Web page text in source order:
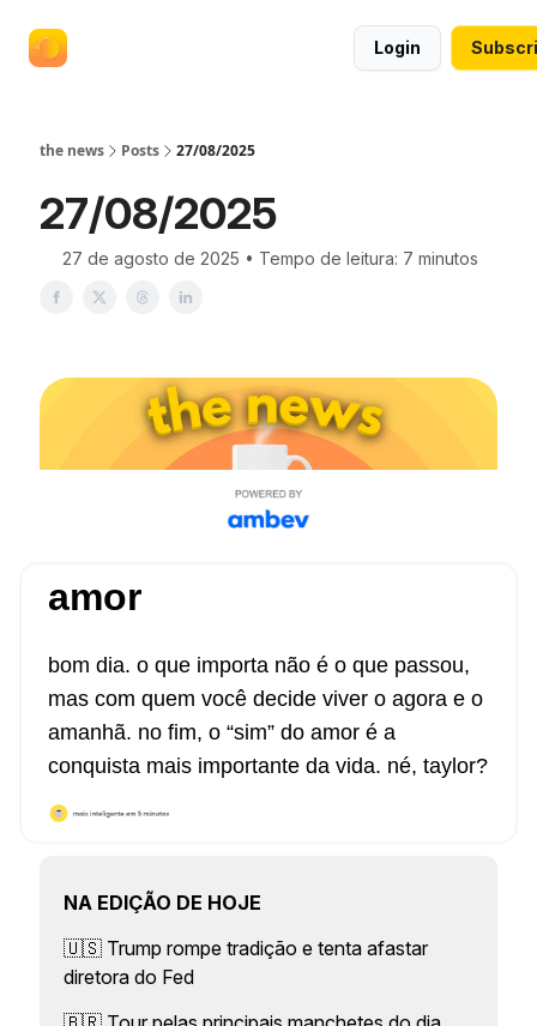
Login
the news Posts 27/08/2025
27/08/2025
27 de agosto de 2025 • Tempo de leitura: 7 minutos
amor
bom dia. o que importa não é o que passou,
mas com quem você decide viver o agora e o
amanhã. no fim, o “sim” do amor é a
conquista mais importante da vida. né, taylor?
NA EDIÇÃO DE HOJE
🇺🇸 Trump rompe tradição e tenta afastar
diretora do Fed